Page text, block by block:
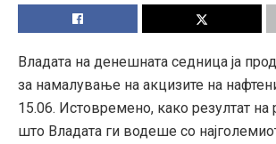
Владата на денешната седница ја
за намалување на акцизите на
15.06. Истовремено, како резултат на
што Владата ги водеше со